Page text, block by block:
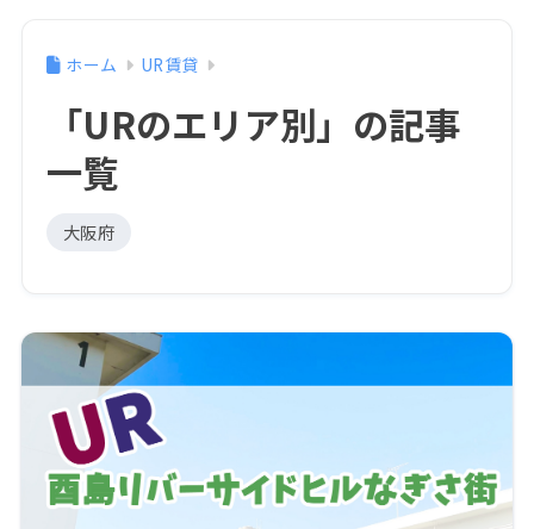
ホーム UR賃貸
「URのエリア別」の記事
一覧
大阪府